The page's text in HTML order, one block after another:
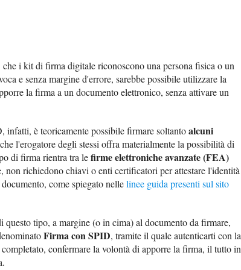
i kit di firma digitale riconoscono una persona fisica o un
e senza margine d'errore, sarebbe possibile utilizzare la
la firma a un documento elettronico, senza attivare un
infatti, è teoricamente possibile firmare soltantoalcuni
l'erogatore degli stessi offra materialmente la possibilità di
di firma rientra tra lefirme elettroniche avanzate (FEA)
non richiedono chiavi o enti certificatori per attestare l'identità
come spiegato nellelinee guida presenti sul sito
questo tipo, a margine (o in cima) al documento da firmare,
Firma con SPID, tramite il quale autenticarti con la
confermare la volontà di apporre la firma, il tutto in